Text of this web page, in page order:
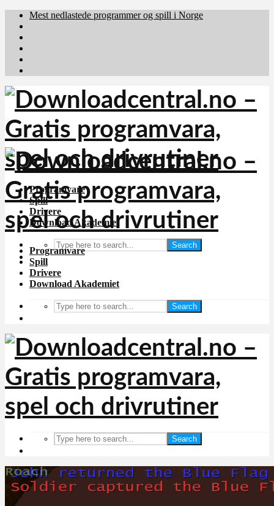
Mest nedlastede programmer og spill i Norge
Programvare
Spill
Drivere
Download Akademiet
Search
Programvare
Spill
Drivere
Download Akademiet
Search
Search